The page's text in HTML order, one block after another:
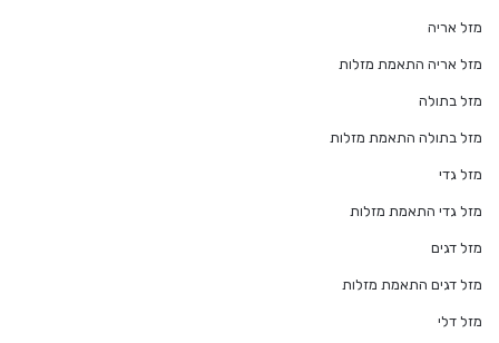
מזל אריה
מזל אריה התאמת מזלות
מזל בתולה
מזל בתולה התאמת מזלות
מזל גדי
מזל גדי התאמת מזלות
מזל דגים
מזל דגים התאמת מזלות
מזל דלי